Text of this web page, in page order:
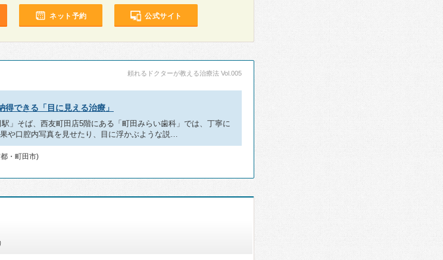
ネット予約 公式サイト
頼れるドクターが教える治療法 Vol.005
得できる「目に見える治療」
」そば、西友町田店5階にある「町田みらい歯科」では、丁寧に
や口腔内写真を見せたり、目に浮かぶような説…
・町田市)